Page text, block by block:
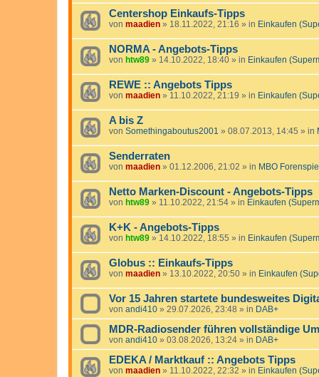
Centershop Einkaufs-Tipps
von maadien » 18.11.2022, 21:16 » in Einkaufen
NORMA - Angebots-Tipps
von htw89 » 14.10.2022, 18:40 » in Einkaufen
REWE :: Angebots Tipps
von maadien » 11.10.2022, 21:19 » in Einkaufen
A bis Z
von Somethingaboutus2001 » 08.07.2013, 14:45 » in
Senderraten
von maadien » 01.12.2006, 21:02 » in MBO
Netto Marken-Discount - Angebots-Tipps
von htw89 » 11.10.2022, 21:54 » in Einkaufen
K+K - Angebots-Tipps
von htw89 » 14.10.2022, 18:55 » in Einkaufen
Globus :: Einkaufs-Tipps
von maadien » 13.10.2022, 20:50 » in Einkaufen
Vor 15 Jahren startete bundesweites
von andi410 » 29.07.2026, 23:48 » in DAB+
MDR-Radiosender führen vollständige
von andi410 » 03.08.2026, 13:24 » in DAB+
EDEKA / Marktkauf :: Angebots Tipps
von maadien » 11.10.2022, 22:32 » in Einkaufen